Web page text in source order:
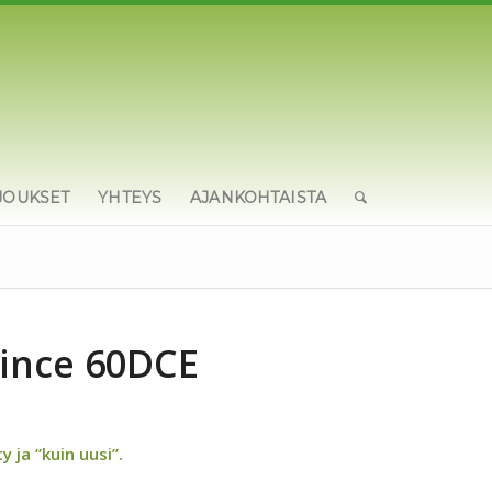
YHTEYS AJANKOHTAISTA
60DCE
”kuin uusi”.